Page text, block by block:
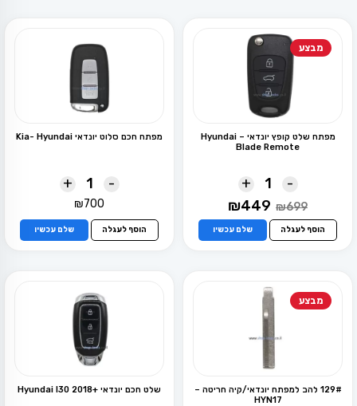
מבצע
מפתח שלט קופץ יונדאי – Hyundai
Blade Remote
-
+
₪699
המחיר
₪699.
₪449
הוא:
₪449.
הוסף לעגלה שלם עכשיו
מפתח חכם סלוט יונדאי Kia- Hyundai
-
+
₪700
הוסף לעגלה שלם עכשיו
מבצע
129# להב למפתח יונדאי/קיה חריטה –
HYN17
שלט חכם יונדאי +Hyundai I30 2018